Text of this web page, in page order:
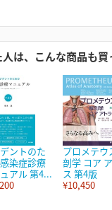
は、こんな商品も買
ントのた
染症診療
アル 第4...
プロメテウ
剖学 コア
ス 第4版
¥10,450